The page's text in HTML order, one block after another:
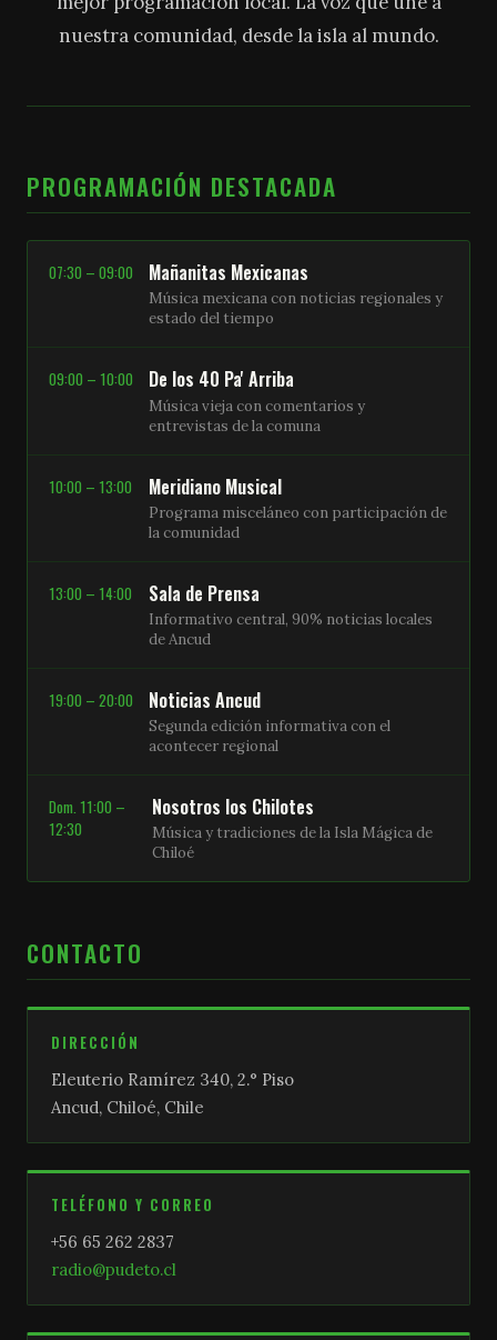
nuestra comunidad, desde la isla al mundo.
PROGRAMACIÓN DESTACADA
07:30 – 09:00 Mañanitas Mexicanas
Música mexicana con noticias regionales y
estado del tiempo
09:00 – 10:00 De los 40 Pa' Arriba
Música vieja con comentarios y
entrevistas de la comuna
10:00 – 13:00 Meridiano Musical
Programa misceláneo con participación de
la comunidad
13:00 – 14:00 Sala de Prensa
Informativo central, 90% noticias locales
de Ancud
19:00 – 20:00 Noticias Ancud
Segunda edición informativa con el
acontecer regional
Dom. 11:00 –
12:30
Nosotros los Chilotes
Música y tradiciones de la Isla Mágica de
Chiloé
CONTACTO
DIRECCIÓN
Eleuterio Ramírez 340, 2.° Piso
Ancud, Chiloé, Chile
TELÉFONO Y CORREO
+56 65 262 2837
radio@pudeto.cl